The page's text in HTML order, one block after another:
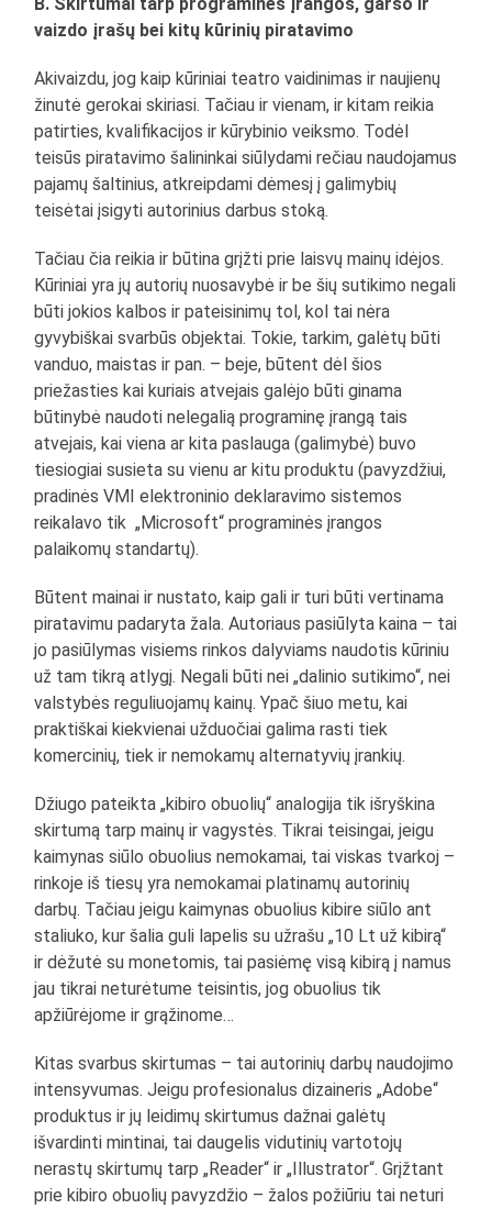
vaizdo įrašų bei kitų kūrinių piratavimo
Akivaizdu, jog kaip kūriniai teatro vaidinimas ir naujienų
žinutė gerokai skiriasi. Tačiau ir vienam, ir kitam reikia
patirties, kvalifikacijos ir kūrybinio veiksmo. Todėl
teisūs piratavimo šalininkai siūlydami rečiau naudojamus
pajamų šaltinius, atkreipdami dėmesį į galimybių
teisėtai įsigyti autorinius darbus stoką.
Tačiau čia reikia ir būtina grįžti prie laisvų mainų idėjos.
Kūriniai yra jų autorių nuosavybė ir be šių sutikimo negali
būti jokios kalbos ir pateisinimų tol, kol tai nėra
gyvybiškai svarbūs objektai. Tokie, tarkim, galėtų būti
vanduo, maistas ir pan. – beje, būtent dėl šios
priežasties kai kuriais atvejais galėjo būti ginama
būtinybė naudoti nelegalią programinę įrangą tais
atvejais, kai viena ar kita paslauga (galimybė) buvo
tiesiogiai susieta su vienu ar kitu produktu (pavyzdžiui,
pradinės VMI elektroninio deklaravimo sistemos
reikalavo tik „Microsoft“ programinės įrangos
palaikomų standartų).
Būtent mainai ir nustato, kaip gali ir turi būti vertinama
piratavimu padaryta žala. Autoriaus pasiūlyta kaina – tai
jo pasiūlymas visiems rinkos dalyviams naudotis kūriniu
už tam tikrą atlygį. Negali būti nei „dalinio sutikimo“, nei
valstybės reguliuojamų kainų. Ypač šiuo metu, kai
praktiškai kiekvienai užduočiai galima rasti tiek
komercinių, tiek ir nemokamų alternatyvių įrankių.
Džiugo pateikta „kibiro obuolių“ analogija tik išryškina
skirtumą tarp mainų ir vagystės. Tikrai teisingai, jeigu
kaimynas siūlo obuolius nemokamai, tai viskas tvarkoj –
rinkoje iš tiesų yra nemokamai platinamų autorinių
darbų. Tačiau jeigu kaimynas obuolius kibire siūlo ant
staliuko, kur šalia guli lapelis su užrašu „10 Lt už kibirą“
ir dėžutė su monetomis, tai pasiėmę visą kibirą į namus
jau tikrai neturėtume teisintis, jog obuolius tik
apžiūrėjome ir grąžinome…
Kitas svarbus skirtumas – tai autorinių darbų naudojimo
intensyvumas. Jeigu profesionalus dizaineris „Adobe“
produktus ir jų leidimų skirtumus dažnai galėtų
išvardinti mintinai, tai daugelis vidutinių vartotojų
nerastų skirtumų tarp „Reader“ ir „Illustrator“. Grįžtant
prie kibiro obuolių pavyzdžio – žalos požiūriu tai neturi